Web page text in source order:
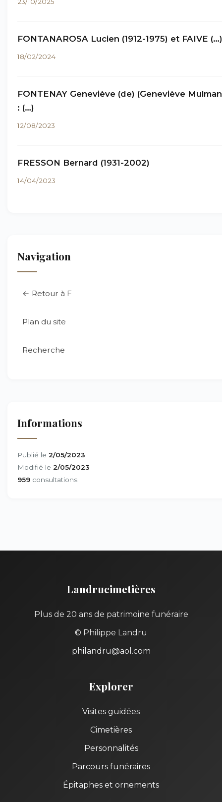
FONTANAROSA Lucien (1912-1975) et FAIVE (…)
18/02/2024
FONTENAY Geneviève (de) (Geneviève
: (…)
12/08/2023
FRESSON Bernard (1931-2002)
14/04/2023
Navigation
← Retour à F
Plan du site
Recherche
Informations
Publié le 2/05/2023
Modifié le 2/05/2023
959 consultations
Landrucimetières
Plus de 20 ans de patrimoine funéraire
© Philippe Landru
philandru@aol.com
Explorer
Visites guidées
Cimetières
Personnalités
Parcours funéraires
Épitaphes et ornements